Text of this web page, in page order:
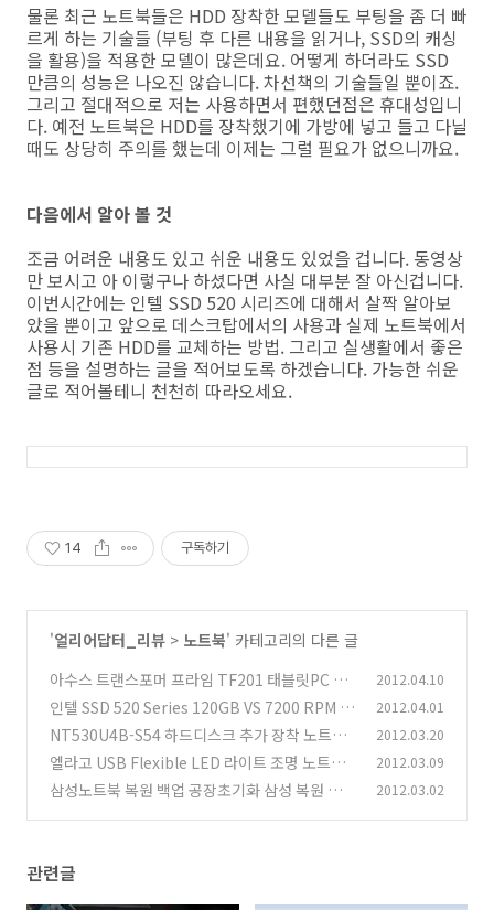
물론 최근 노트북들은 HDD 장착한 모델들도 부팅을 좀 더 빠
르게 하는 기술들 (부팅 후 다른 내용을 읽거나, SSD의 캐싱
을 활용)을 적용한 모델이 많은데요. 어떻게 하더라도 SSD
만큼의 성능은 나오진 않습니다. 차선책의 기술들일 뿐이죠.
그리고 절대적으로 저는 사용하면서 편했던점은 휴대성입니
다. 예전 노트북은 HDD를 장착했기에 가방에 넣고 들고 다닐
때도 상당히 주의를 했는데 이제는 그럴 필요가 없으니까요.
다음에서 알아 볼 것
조금 어려운 내용도 있고 쉬운 내용도 있었을 겁니다. 동영상
만 보시고 아 이렇구나 하셨다면 사실 대부분 잘 아신겁니다.
이번시간에는 인텔 SSD 520 시리즈에 대해서 살짝 알아보
았을 뿐이고 앞으로 데스크탑에서의 사용과 실제 노트북에서
사용시 기존 HDD를 교체하는 방법. 그리고 실생활에서 좋은
점 등을 설명하는 글을 적어보도록 하겠습니다. 가능한 쉬운
글로 적어볼테니 천천히 따라오세요.
14 구독하기
'얼리어답터_리뷰 > 노트북' 카테고리의 다른 글
아수스 트랜스포머 프라임 TF201 태블릿PC 발
표회 아수스 울트라북 ZENBOOK
(1)
2012.04.10
인텔 SSD 520 Series 120GB VS 7200 RPM H
DD 어플리케이션 로딩 속도 (3)
2012.04.01
NT530U4B-S54 하드디스크 추가 장착 노트킹
세컨드 하드베이
(20)
2012.03.20
엘라고 USB Flexible LED 라이트 조명 노트북
LED 조명 스탠드
(16)
2012.03.09
삼성노트북 복원 백업 공장초기화 삼성 복원 솔루
2012.03.02
관련글